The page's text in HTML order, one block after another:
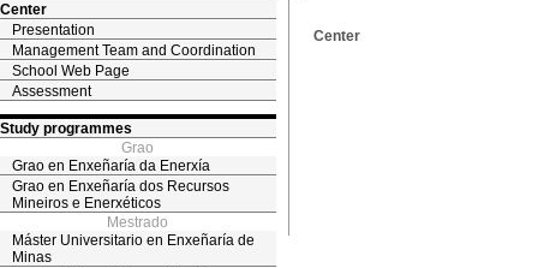
Center
Presentation
Management Team and Coordination
School Web Page
Assessment
Study programmes
Grao
Grao en Enxeñaría da Enerxía
Grao en Enxeñaría dos Recursos
Mineiros e Enerxéticos
Mestrado
Máster Universitario en Enxeñaría de
Minas
Center